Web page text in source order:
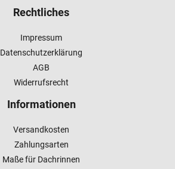
Rechtliches
Impressum
Datenschutzerklärung
AGB
Widerrufsrecht
Informationen
Versandkosten
Zahlungsarten
Maße für Dachrinnen